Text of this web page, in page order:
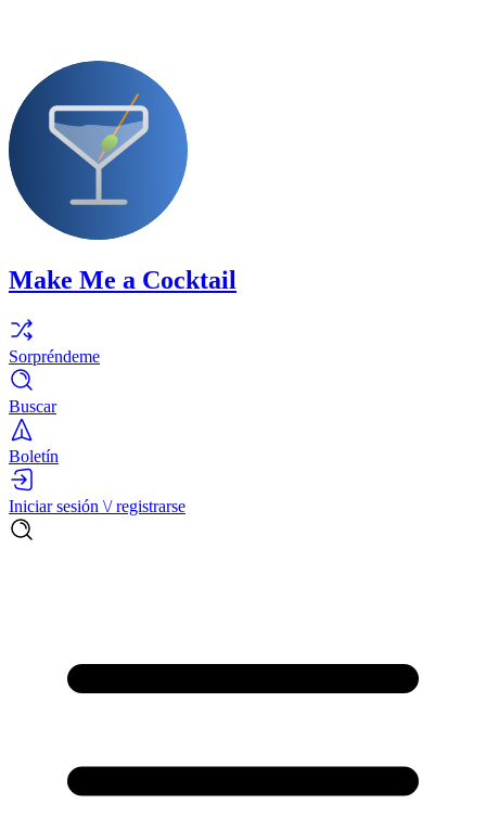
Make Me a Cocktail
Sorpréndeme
Buscar
Boletín
Iniciar sesión \/ registrarse